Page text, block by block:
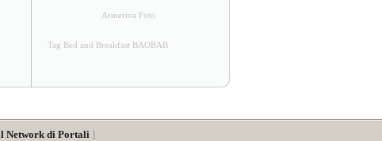
Armerina Foto
Tag Bed and Breakfast BAOBAB
Network di Portali ]